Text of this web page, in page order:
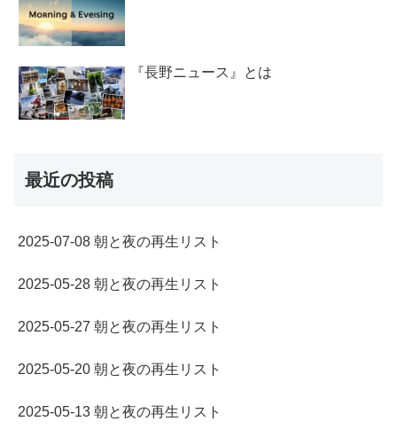
『長野ニュース』とは
最近の投稿
2025-07-08 朝と夜の再生リスト
2025-05-28 朝と夜の再生リスト
2025-05-27 朝と夜の再生リスト
2025-05-20 朝と夜の再生リスト
2025-05-13 朝と夜の再生リスト